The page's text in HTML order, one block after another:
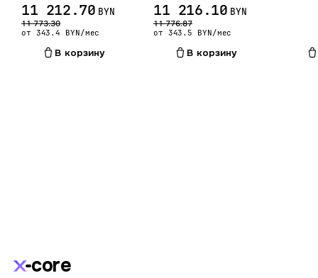
11 212.70 BYN
11 773.30
от 343.4 BYN/мес
В корзину
11 216.10 BYN
11 776.87
от 343.5 BYN/мес
В корзину
core